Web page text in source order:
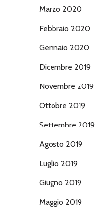
Marzo 2020
Febbraio 2020
Gennaio 2020
Dicembre 2019
Novembre 2019
Ottobre 2019
Settembre 2019
Agosto 2019
Luglio 2019
Giugno 2019
Maggio 2019